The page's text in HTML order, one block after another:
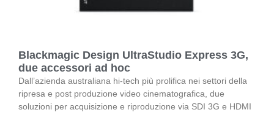
Blackmagic Design UltraStudio Express 3G,
due accessori ad hoc
Dall’azienda australiana hi-tech più prolifica nei settori della
ripresa e post produzione video cinematografica, due
soluzioni per acquisizione e riproduzione via SDI 3G e HDMI